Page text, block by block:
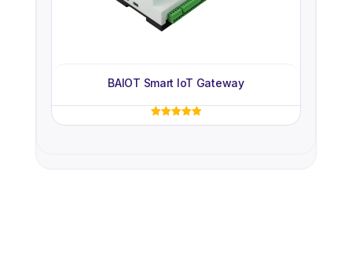
BAIOT Smart IoT Gateway
5 üzerinden